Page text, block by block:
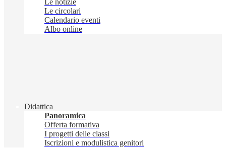
Le notizie
Le circolari
Calendario eventi
Albo online
Didattica
Panoramica
Offerta formativa
I progetti delle classi
Iscrizioni e modulistica genitori